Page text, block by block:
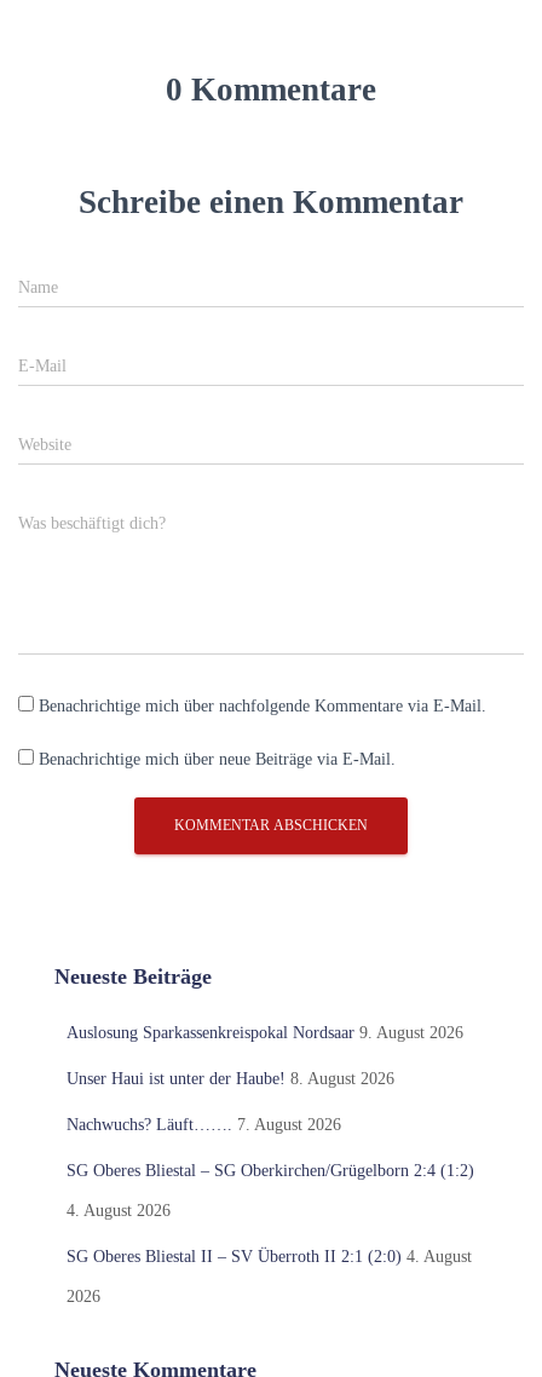
0 Kommentare
Schreibe einen Kommentar
Name
E-Mail
Website
Was beschäftigt dich?
Benachrichtige mich über nachfolgende Kommentare via E-Mail.
Benachrichtige mich über neue Beiträge via E-Mail.
Neueste Beiträge
Auslosung Sparkassenkreispokal Nordsaar 9. August 2026
Unser Haui ist unter der Haube! 8. August 2026
Nachwuchs? Läuft……. 7. August 2026
SG Oberes Bliestal – SG Oberkirchen/Grügelborn 2:4 (1:2)
4. August 2026
SG Oberes Bliestal II – SV Überroth II 2:1 (2:0) 4. August
2026
Neueste Kommentare